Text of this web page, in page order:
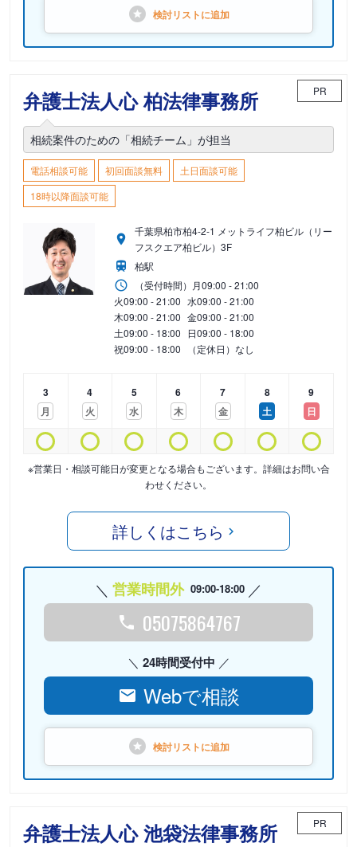
検討リストに追加
弁護士法人心 柏法律事務所 PR
相続案件のための「相続チーム」が担当
電話相談可能 初回面談無料
土日面談可能
18時以降面談可能
千葉県柏市柏4-2-1 メットライフ柏ビル（リー
フスクエア柏ビル）3F
柏駅
（受付時間） 月09:00 - 21:00
火09:00 - 21:00 水09:00 - 21:00
木09:00 - 21:00 金09:00 - 21:00
土09:00 - 18:00 日09:00 - 18:00
祝09:00 - 18:00 （定休日）なし
3
月
4
火
5
水
6
木
7
金
8
土
9
日
※営業日・相談可能日が変更となる場合もございます。詳細はお問い合
わせください。
詳しくはこちら
営業時間外 09:00-18:00
05075864767
24時間受付中
Webで相談
検討リストに追加
弁護士法人心 池袋法律事務所 PR